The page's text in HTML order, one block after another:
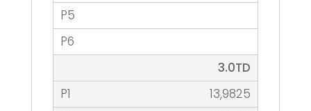
3.0TD
13,9825